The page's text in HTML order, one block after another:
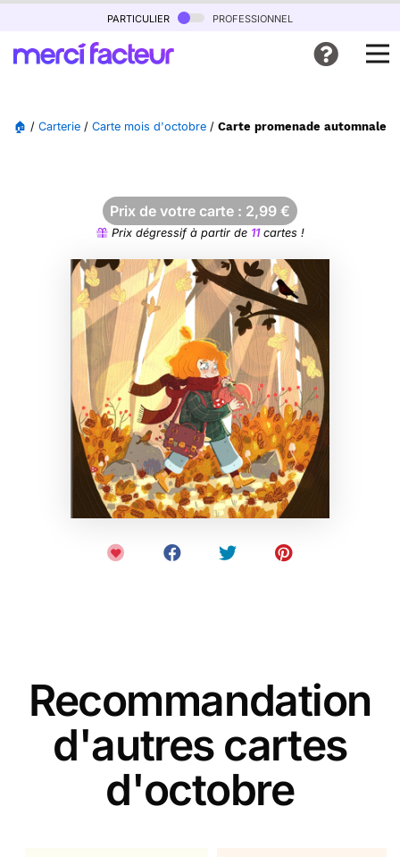
particulier professionnel
🏠 / Carterie / Carte mois d'octobre / Carte promenade automnale
Prix de votre carte : 2,99 €
Prix dégressif à partir de 11cartes !
Recommandation
d'autres cartes
d'octobre